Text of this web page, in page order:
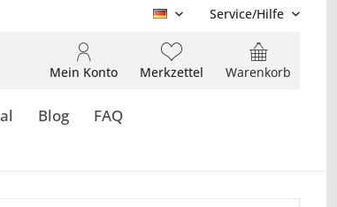
DE Service/Hilfe
Warenkorb
Merkzettel
Mein Konto
Blog FAQ